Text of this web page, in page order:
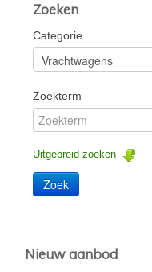
Zoeken
Categorie
Zoekterm
Uitgebreid zoeken
Nieuw aanbod